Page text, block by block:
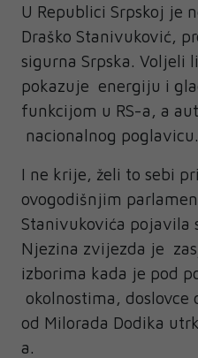
U Republici Srpskoj je
Draško Stanivuković,
sigurna Srpska. Voljeli
pokazuje energiju i
funkcijom u RS-a, a
nacionalnog
I ne krije, želi to sebi
ovogodišnjim
Stanivukovića pojavila
Njezina zvijezda je
izborima kada je pod
okolnostima, doslovce
od Milorada Dodika
a.